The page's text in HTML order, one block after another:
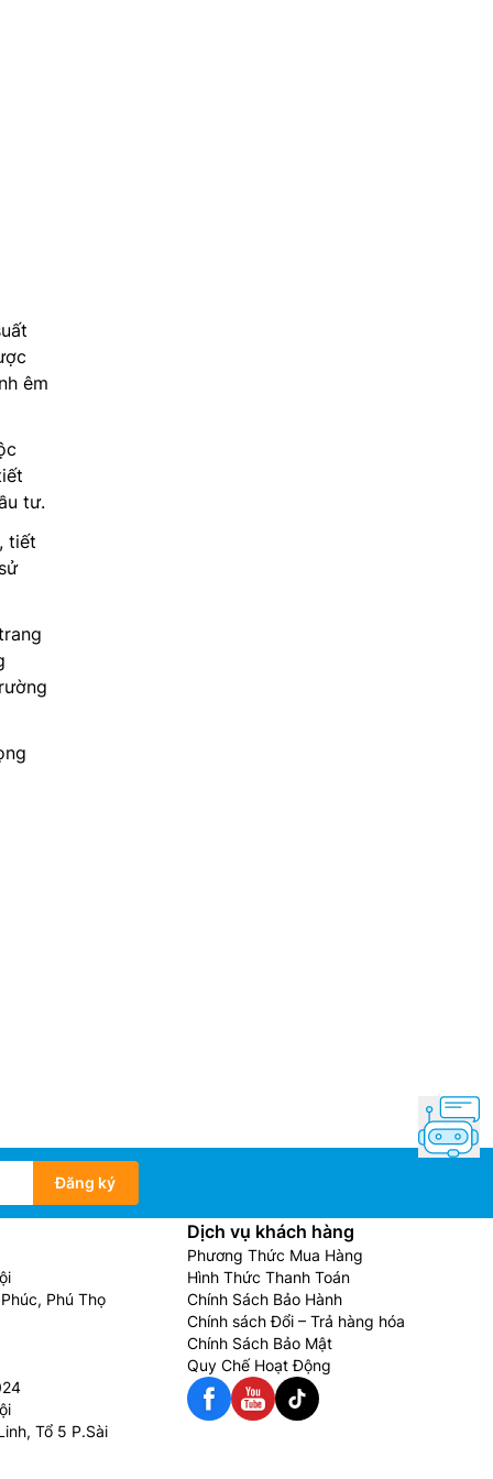
êm
tư.
tiết
Đăng ký
Phú Thọ
Tổ 5 P.Sài
Dịch vụ khách hàng
Phương Thức Mua Hàng
Hình Thức Thanh Toán
Chính Sách Bảo Hành
Chính sách Đổi – Trả hàng hóa
Chính Sách Bảo Mật
Quy Chế Hoạt Động